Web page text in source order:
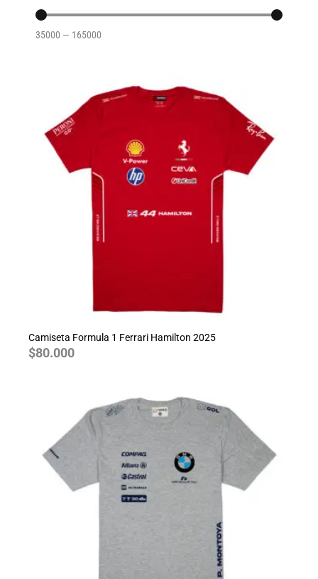
35000 — 165000
Camiseta Formula 1 Ferrari Hamilton 2025
$80.000